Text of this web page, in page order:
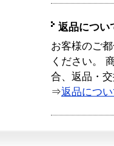
返品につい
お客様のご
ください。
合、返品・
⇒返品につ